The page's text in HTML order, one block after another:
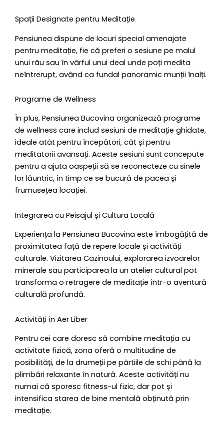
Spații Designate pentru Meditație
Pensiunea dispune de locuri special amenajate
pentru meditație, fie că preferi o sesiune pe malul
unui râu sau în vârful unui deal unde poți medita
neîntrerupt, având ca fundal panoramic munții înalți.
Programe de Wellness
În plus, Pensiunea Bucovina organizează programe
de wellness care includ sesiuni de meditație ghidate,
ideale atât pentru începători, cât și pentru
meditatorii avansați. Aceste sesiuni sunt concepute
pentru a ajuta oaspeții să se reconecteze cu sinele
lor lăuntric, în timp ce se bucură de pacea și
frumusețea locației.
Integrarea cu Peisajul și Cultura Locală
Experiența la Pensiunea Bucovina este îmbogățită de
proximitatea față de repere locale și activități
culturale. Vizitarea Cazinoului, explorarea izvoarelor
minerale sau participarea la un atelier cultural pot
transforma o retragere de meditație într-o aventură
culturală profundă.
Activități în Aer Liber
Pentru cei care doresc să combine meditația cu
activitate fizică, zona oferă o multitudine de
posibilități, de la drumeții pe pârtiile de schi până la
plimbări relaxante în natură. Aceste activități nu
numai că sporesc fitness-ul fizic, dar pot și
intensifica starea de bine mentală obținută prin
meditație.